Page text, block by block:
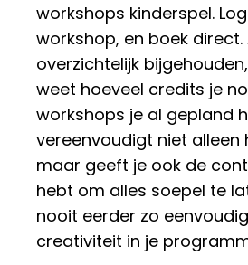
workshops kinderspel.
workshop, en boek
overzichtelijk
weet hoeveel credits je
workshops je al gepland
vereenvoudigt niet alleen
maar geeft je ook de
hebt om alles soepel te
nooit eerder zo
creativiteit in je